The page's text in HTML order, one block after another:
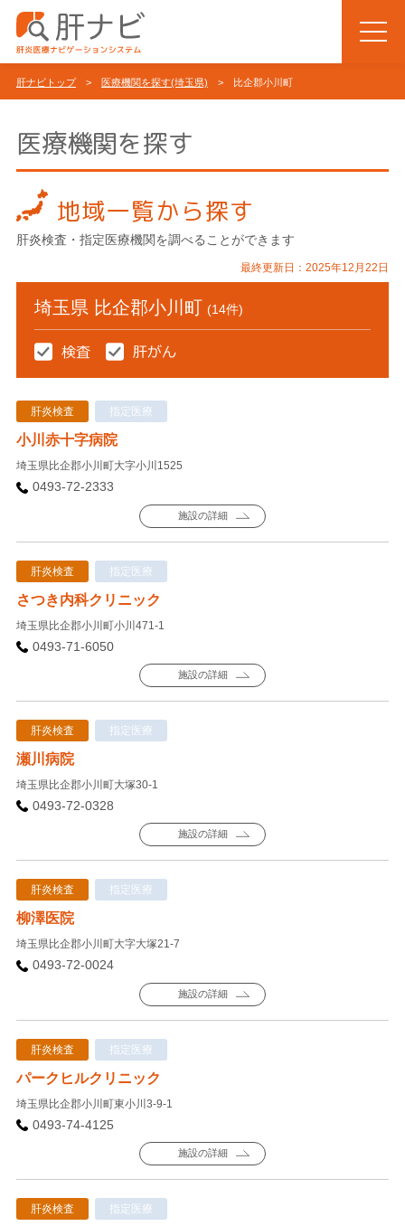
肝ナビトップ> 医療機関を探す(埼玉県) > 比企郡小川町
医療機関を探す
地域一覧から探す
肝炎検査・指定医療機関を調べることができます
最終更新日：2025年12月22日
埼玉県 比企郡小川町 (14件)
肝炎検査 指定医療
小川赤十字病院
埼玉県比企郡小川町大字小川1525
0493-72-2333
施設の詳細
肝炎検査 指定医療
さつき内科クリニック
埼玉県比企郡小川町小川471-1
0493-71-6050
施設の詳細
肝炎検査 指定医療
瀬川病院
埼玉県比企郡小川町大塚30-1
0493-72-0328
施設の詳細
肝炎検査 指定医療
柳澤医院
埼玉県比企郡小川町大字大塚21-7
0493-72-0024
施設の詳細
肝炎検査 指定医療
パークヒルクリニック
埼玉県比企郡小川町東小川3-9-1
0493-74-4125
施設の詳細
肝炎検査 指定医療